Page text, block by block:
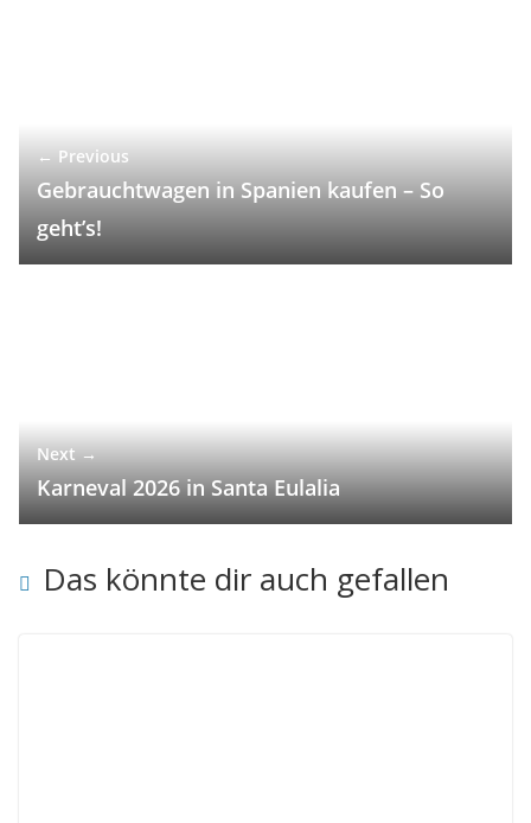
← Previous
Gebrauchtwagen in Spanien kaufen – So
geht’s!
Next →
Karneval 2026 in Santa Eulalia
Das könnte dir auch gefallen